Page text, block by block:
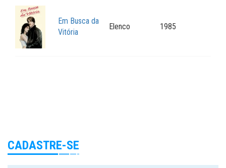
Em Busca da
Vitória
Elenco 1985
CADASTRE-SE